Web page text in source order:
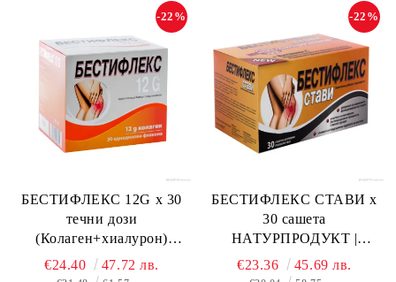
БЕСТИФЛЕКС 12G х 30
течни дози
(Колаген+хиалурон)
НАТУРПРОДУКТ |
BESTIFLEX 12G 30s
-22%
€24.40 47.72 лв.
БЕСТИФЛЕКС СТАВИ х
30 сашета
НАТУРПРОДУКТ |
BESTIFLEX JOINTS 30s
NATURPRODUKT
-22%
€23.36 45.69 лв.